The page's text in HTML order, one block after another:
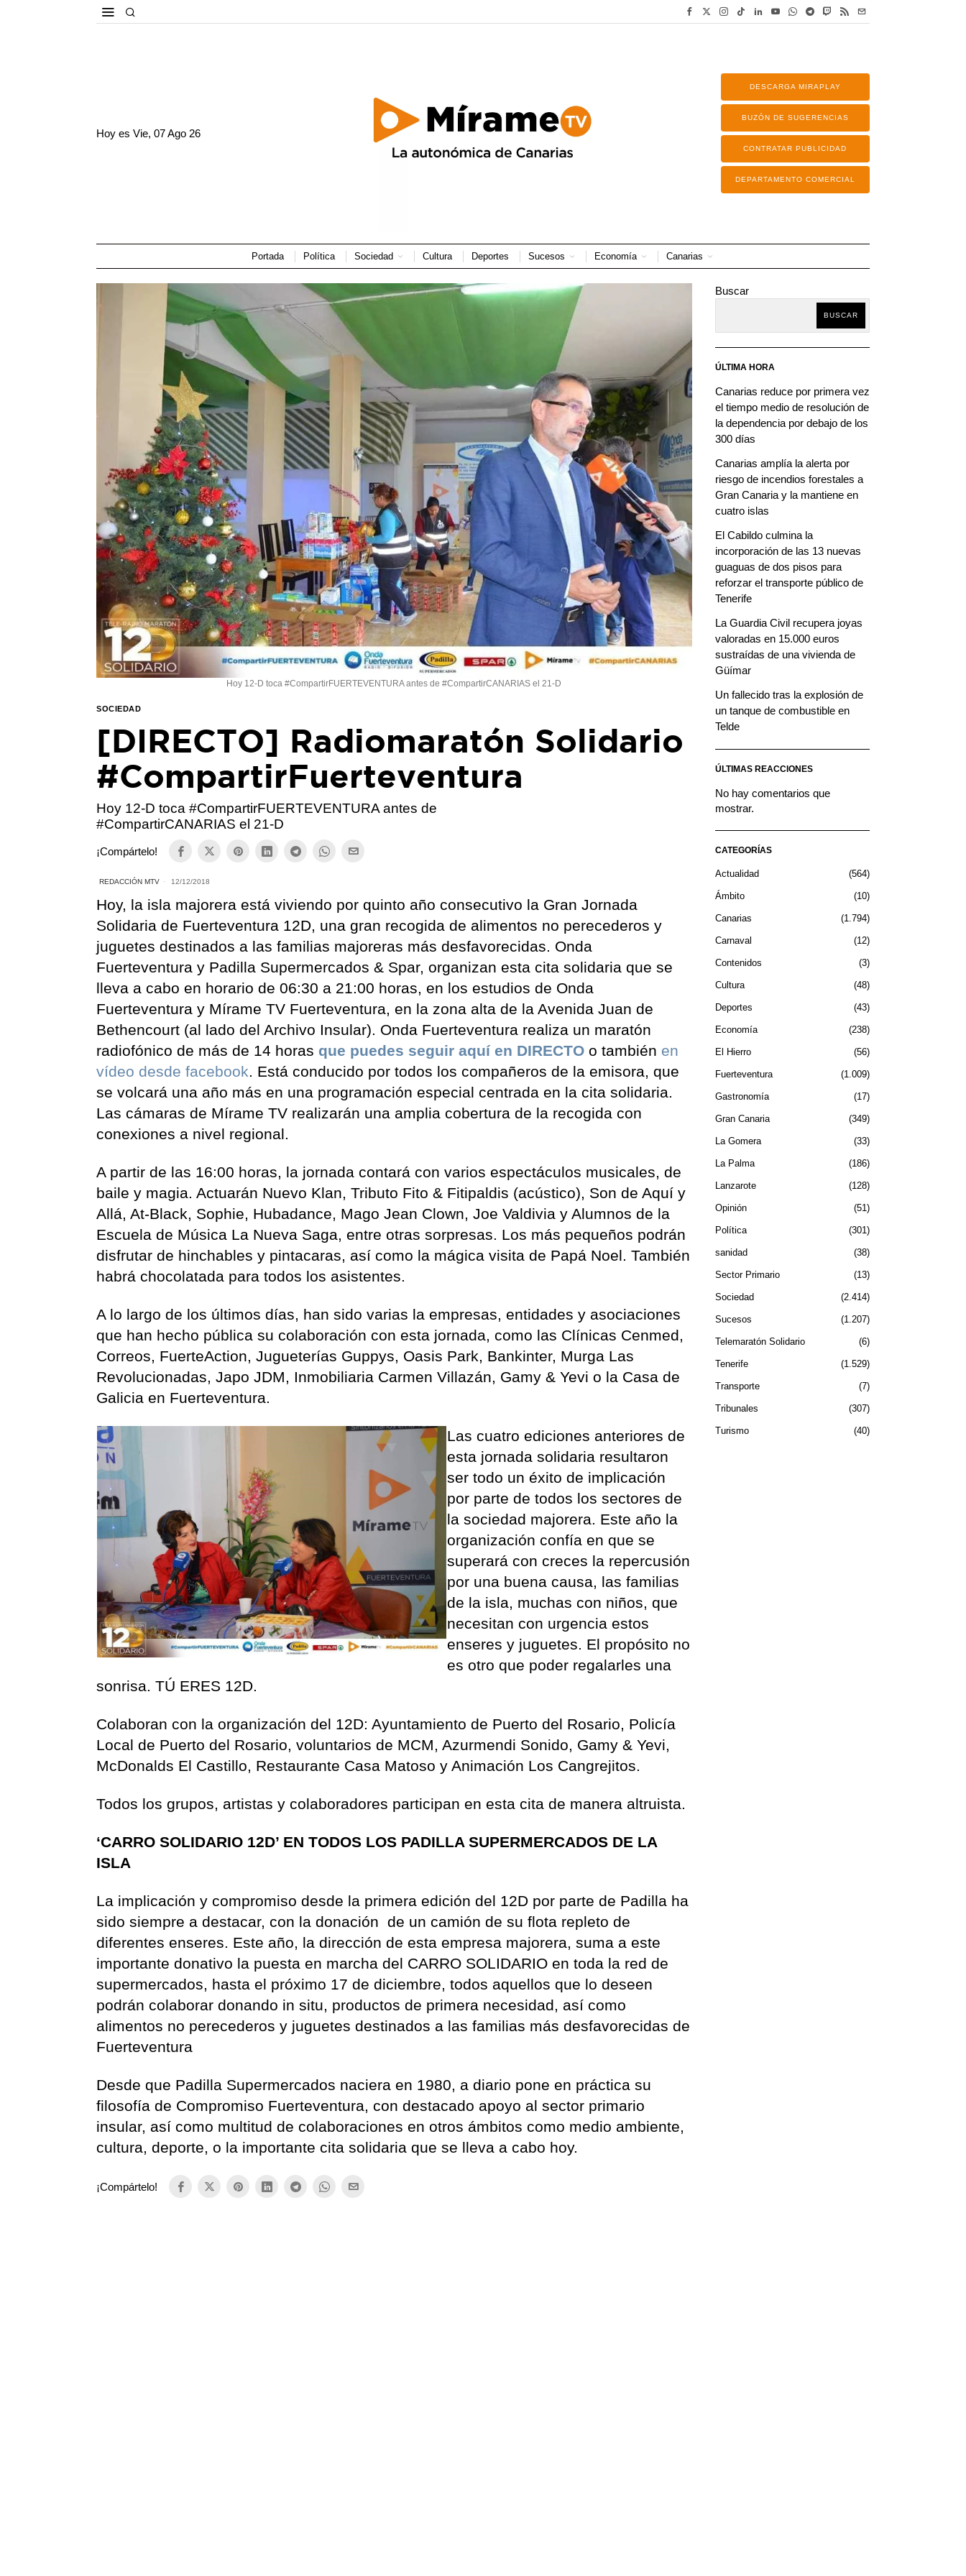
Hoy esVie, 07 Ago 26
DESCARGA MIRAPLAY
BUZÓN DE SUGERENCIAS
CONTRATAR PUBLICIDAD
DEPARTAMENTO COMERCIAL
Portada Política Sociedad Cultura Deportes Sucesos Economía Canarias
Hoy 12-D toca #CompartirFUERTEVENTURA antes de #CompartirCANARIAS el 21-D
SOCIEDAD
[DIRECTO] Radiomaratón Solidario
#CompartirFuerteventura
Hoy 12-D toca #CompartirFUERTEVENTURA antes de
#CompartirCANARIAS el 21-D
¡Compártelo!
REDACCIÓN MTV 12/12/2018
Hoy, la isla majorera está viviendo por quinto año consecutivo la Gran Jornada
Solidaria de Fuerteventura 12D, una gran recogida de alimentos no perecederos y
juguetes destinados a las familias majoreras más desfavorecidas. Onda
Fuerteventura y Padilla Supermercados & Spar, organizan esta cita solidaria que se
lleva a cabo en horario de 06:30 a 21:00 horas, en los estudios de Onda
Fuerteventura y Mírame TV Fuerteventura, en la zona alta de la Avenida Juan de
Bethencourt (al lado del Archivo Insular). Onda Fuerteventura realiza un maratón
radiofónico de más de 14 horas que puedes seguir aquí en DIRECTOo también en
vídeo desde facebook. Está conducido por todos los compañeros de la emisora, que
se volcará una año más en una programación especial centrada en la cita solidaria.
Las cámaras de Mírame TV realizarán una amplia cobertura de la recogida con
conexiones a nivel regional.
A partir de las 16:00 horas, la jornada contará con varios espectáculos musicales, de
baile y magia. Actuarán Nuevo Klan, Tributo Fito & Fitipaldis (acústico), Son de Aquí y
Allá, At-Black, Sophie, Hubadance, Mago Jean Clown, Joe Valdivia y Alumnos de la
Escuela de Música La Nueva Saga, entre otras sorpresas. Los más pequeños podrán
disfrutar de hinchables y pintacaras, así como la mágica visita de Papá Noel. También
habrá chocolatada para todos los asistentes.
A lo largo de los últimos días, han sido varias la empresas, entidades y asociaciones
que han hecho pública su colaboración con esta jornada, como las Clínicas Cenmed,
Correos, FuerteAction, Jugueterías Guppys, Oasis Park, Bankinter, Murga Las
Revolucionadas, Japo JDM, Inmobiliaria Carmen Villazán, Gamy & Yevi o la Casa de
Galicia en Fuerteventura.
Las cuatro ediciones anteriores de
esta jornada solidaria resultaron
ser todo un éxito de implicación
por parte de todos los sectores de
la sociedad majorera. Este año la
organización confía en que se
superará con creces la repercusión
por una buena causa, las familias
de la isla, muchas con niños, que
necesitan con urgencia estos
enseres y juguetes. El propósito no
es otro que poder regalarles una
sonrisa. TÚ ERES 12D.
Colaboran con la organización del 12D: Ayuntamiento de Puerto del Rosario, Policía
Local de Puerto del Rosario, voluntarios de MCM, Azurmendi Sonido, Gamy & Yevi,
McDonalds El Castillo, Restaurante Casa Matoso y Animación Los Cangrejitos.
Todos los grupos, artistas y colaboradores participan en esta cita de manera altruista.
‘CARRO SOLIDARIO 12D’ EN TODOS LOS PADILLA SUPERMERCADOS DE LA
ISLA
La implicación y compromiso desde la primera edición del 12D por parte de Padilla ha
sido siempre a destacar, con la donación de un camión de su flota repleto de
diferentes enseres. Este año, la dirección de esta empresa majorera, suma a este
importante donativo la puesta en marcha del CARRO SOLIDARIO en toda la red de
supermercados, hasta el próximo 17 de diciembre, todos aquellos que lo deseen
podrán colaborar donando in situ, productos de primera necesidad, así como
alimentos no perecederos y juguetes destinados a las familias más desfavorecidas de
Fuerteventura
Desde que Padilla Supermercados naciera en 1980, a diario pone en práctica su
filosofía de Compromiso Fuerteventura, con destacado apoyo al sector primario
insular, así como multitud de colaboraciones en otros ámbitos como medio ambiente,
cultura, deporte, o la importante cita solidaria que se lleva a cabo hoy.
¡Compártelo!
Buscar
BUSCAR
ÚLTIMA HORA
Canarias reduce por primera vez
el tiempo medio de resolución de
la dependencia por debajo de los
300 días
Canarias amplía la alerta por
riesgo de incendios forestales a
Gran Canaria y la mantiene en
cuatro islas
El Cabildo culmina la
incorporación de las 13 nuevas
guaguas de dos pisos para
reforzar el transporte público de
Tenerife
La Guardia Civil recupera joyas
valoradas en 15.000 euros
sustraídas de una vivienda de
Güímar
Un fallecido tras la explosión de
un tanque de combustible en
Telde
ÚLTIMAS REACCIONES
No hay comentarios que
mostrar.
CATEGORÍAS
Actualidad 564
Ámbito 10
Canarias 1.794
Carnaval 12
Contenidos 3
Cultura 48
Deportes 43
Economía 238
El Hierro 56
Fuerteventura 1.009
Gastronomía 17
Gran Canaria 349
La Gomera 33
La Palma 186
Lanzarote 128
Opinión 51
Política 301
sanidad 38
Sector Primario 13
Sociedad 2.414
Sucesos 1.207
Telemaratón Solidario 6
Tenerife 1.529
Transporte 7
Tribunales 307
Turismo 40